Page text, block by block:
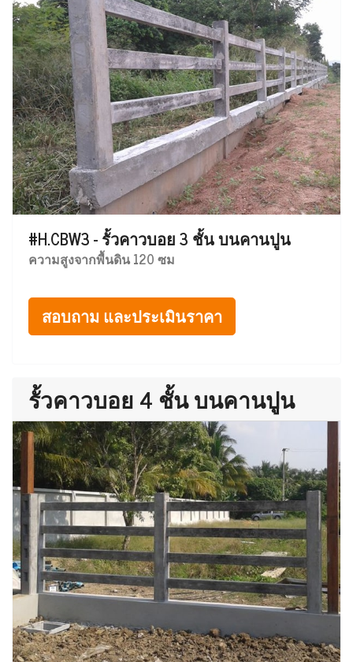
#H.CBW3 - รั้วคาวบอย 3 ชั้น บนคานปูน
ความสูงจากพื้นดิน 120 ซม
สอบถาม และประเมินราคา
รั้วคาวบอย 4 ชั้น บนคานปูน